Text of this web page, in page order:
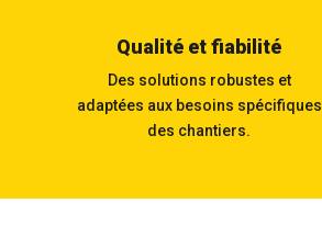
Qualité et fiabilité
Des solutions robustes et
adaptées aux besoins spécifiques
des chantiers.